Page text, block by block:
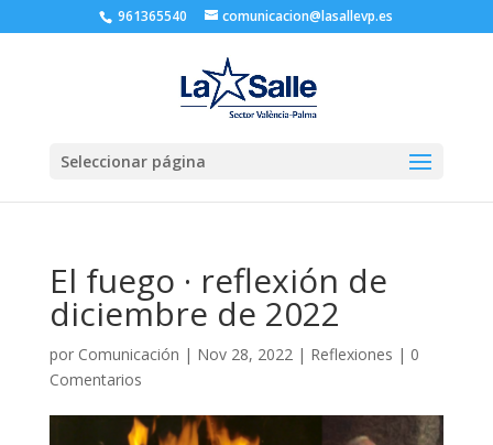
961365540 comunicacion@lasallevp.es
Seleccionar página
El fuego · reflexión de
diciembre de 2022
por Comunicación | Nov 28, 2022| Reflexiones | 0
Comentarios